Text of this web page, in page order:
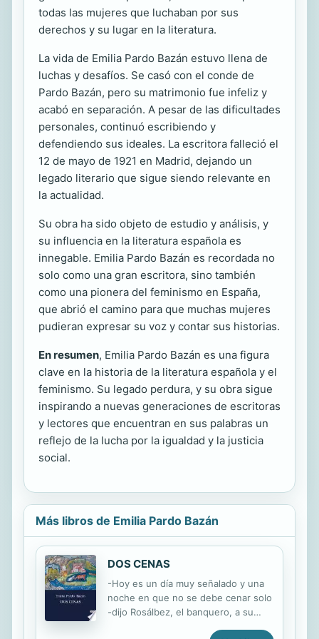
todas las mujeres que luchaban por sus
derechos y su lugar en la literatura.
La vida de Emilia Pardo Bazán estuvo llena de
luchas y desafíos. Se casó con el conde de
Pardo Bazán, pero su matrimonio fue infeliz y
acabó en separación. A pesar de las dificultades
personales, continuó escribiendo y
defendiendo sus ideales. La escritora falleció el
12 de mayo de 1921 en Madrid, dejando un
legado literario que sigue siendo relevante en
la actualidad.
Su obra ha sido objeto de estudio y análisis, y
su influencia en la literatura española es
innegable. Emilia Pardo Bazán es recordada no
solo como una gran escritora, sino también
como una pionera del feminismo en España,
que abrió el camino para que muchas mujeres
pudieran expresar su voz y contar sus historias.
En resumen, Emilia Pardo Bazán es una figura
clave en la historia de la literatura española y el
feminismo. Su legado perdura, y su obra sigue
inspirando a nuevas generaciones de escritoras
y lectores que encuentran en sus palabras un
reflejo de la lucha por la igualdad y la justicia
social.
Más libros de Emilia Pardo Bazán
DOS CENAS
-Hoy es un día muy señalado y una
noche en que no se debe cenar solo
-dijo Rosálbez, el banquero, a su